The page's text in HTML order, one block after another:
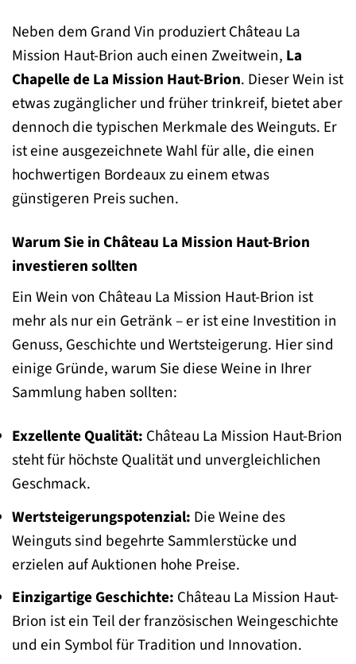
Neben dem Grand Vin produziert Château La
Mission Haut-Brion auch einen Zweitwein, La
Chapelle de La Mission Haut-Brion. Dieser Wein ist
etwas zugänglicher und früher trinkreif, bietet aber
dennoch die typischen Merkmale des Weinguts. Er
ist eine ausgezeichnete Wahl für alle, die einen
hochwertigen Bordeaux zu einem etwas
günstigeren Preis suchen.
Warum Sie in Château La Mission Haut-Brion
investieren sollten
Ein Wein von Château La Mission Haut-Brion ist
mehr als nur ein Getränk – er ist eine Investition in
Genuss, Geschichte und Wertsteigerung. Hier sind
einige Gründe, warum Sie diese Weine in Ihrer
Sammlung haben sollten:
Exzellente Qualität: Château La Mission Haut-Brion
steht für höchste Qualität und unvergleichlichen
Geschmack.
Wertsteigerungspotenzial: Die Weine des
Weinguts sind begehrte Sammlerstücke und
erzielen auf Auktionen hohe Preise.
Einzigartige Geschichte: Château La Mission Haut-
Brion ist ein Teil der französischen Weingeschichte
und ein Symbol für Tradition und Innovation.